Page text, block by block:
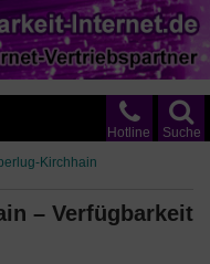
Suche
Hotline
Kirchhain
– Verfügbarkeit